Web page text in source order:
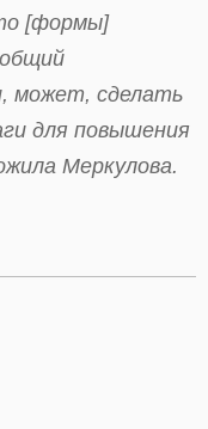
[формы]
может, сделать
для повышения
Меркулова.